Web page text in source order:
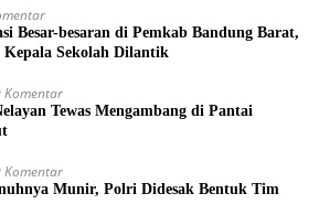
Besar-besaran di Pemkab Bandung Barat,
Kepala Sekolah Dilantik
Komentar
Tewas Mengambang di Pantai
Komentar
Munir, Polri Didesak Bentuk Tim